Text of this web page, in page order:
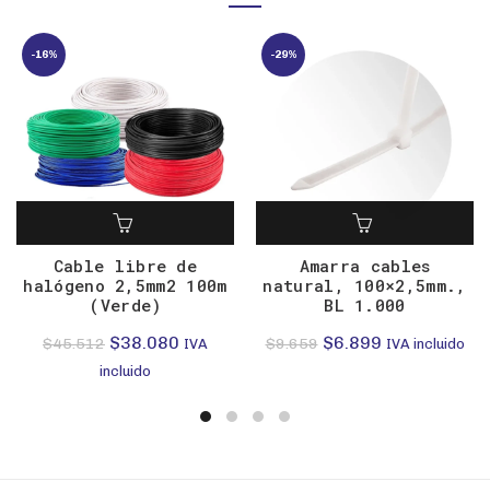
-16%
Cable libre de
halógeno 2,5mm2 100m
(Verde)
$45.512 El
precio
$38.080 El
es:
IVA
incluido
-29%
Amarra cables
natural, 100×2,5mm.,
BL 1.000
$9.659 El
$6.899ElIVA incluido